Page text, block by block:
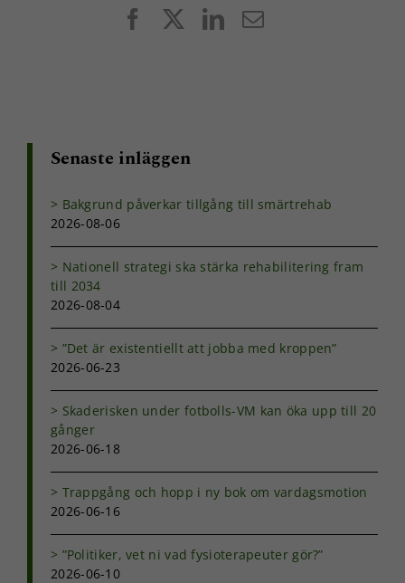
FacebookLinkedIn
E-
Senaste inläggen
Bakgrund påverkar tillgång till smärtrehab
2026-08-06
Nationell strategi ska stärka rehabilitering fram
till 2034
2026-08-04
”Det är existentiellt att jobba med kroppen”
2026-06-23
Skaderisken under fotbolls-VM kan öka upp till 20
gånger
2026-06-18
Trappgång och hopp i ny bok om vardagsmotion
2026-06-16
”Politiker, vet ni vad fysioterapeuter gör?”
2026-06-10